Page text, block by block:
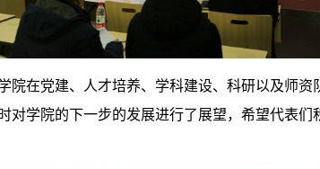
在党建、人才培养、学科建设、科研以及师资
对学院的下一步的发展进行了展望，希望代表